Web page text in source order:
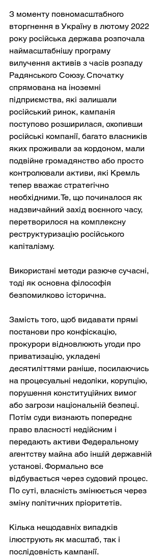
З моменту повномасштабного
вторгнення в Україну в лютому 2022
року російська держава розпочала
наймасштабнішу програму
вилучення активів з часів розпаду
Радянського Союзу. Спочатку
спрямована на іноземні
підприємства, які залишали
російський ринок, кампанія
поступово розширилася, охопивши
російські компанії, багато власників
яких проживали за кордоном, мали
подвійне громадянство або просто
контролювали активи, які Кремль
тепер вважає стратегічно
необхідними. Те, що починалося як
надзвичайний захід воєнного часу,
перетворилося на комплексну
реструктуризацію російського
капіталізму.
Використані методи разюче сучасні,
тоді як основна філософія
безпомилково історична.
Замість того, щоб видавати прямі
постанови про конфіскацію,
прокурори відновлюють угоди про
приватизацію, укладені
десятиліттями раніше, посилаючись
на процесуальні недоліки, корупцію,
порушення конституційних вимог
або загрози національній безпеці.
Потім суди визнають попереднє
право власності недійсним і
передають активи Федеральному
агентству майна або іншій державній
установі. Формально все
відбувається через судовий процес.
По суті, власність змінюється через
зміну політичних пріоритетів.
Кілька нещодавніх випадків
ілюструють як масштаб, так і
послідовність кампанії.